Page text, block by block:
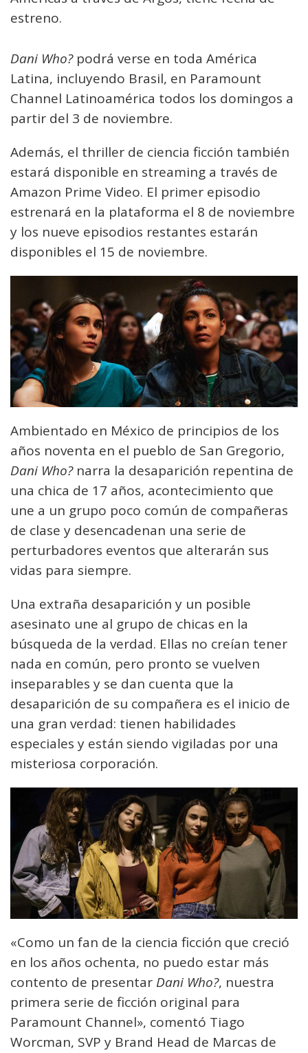
estreno.
Dani Who?podrá verse en toda América
Latina, incluyendo Brasil, en Paramount
Channel Latinoamérica todos los domingos a
partir del 3 de noviembre.
Además, el thriller de ciencia ficción también
estará disponible en streaming a través de
Amazon Prime Video. El primer episodio
estrenará en la plataforma el 8 de noviembre
y los nueve episodios restantes estarán
disponibles el 15 de noviembre.
Ambientado en México de principios de los
años noventa en el pueblo de San Gregorio,
Dani Who?narra la desaparición repentina de
una chica de 17 años, acontecimiento que
une a un grupo poco común de compañeras
de clase y desencadenan una serie de
perturbadores eventos que alterarán sus
vidas para siempre.
Una extraña desaparición y un posible
asesinato une al grupo de chicas en la
búsqueda de la verdad. Ellas no creían tener
nada en común, pero pronto se vuelven
inseparables y se dan cuenta que la
desaparición de su compañera es el inicio de
una gran verdad: tienen habilidades
especiales y están siendo vigiladas por una
misteriosa corporación.
«Como un fan de la ciencia ficción que creció
en los años ochenta, no puedo estar más
contento de presentar Dani Who?, nuestra
primera serie de ficción original para
Paramount Channel», comentó Tiago
Worcman, SVP y Brand Head de Marcas de